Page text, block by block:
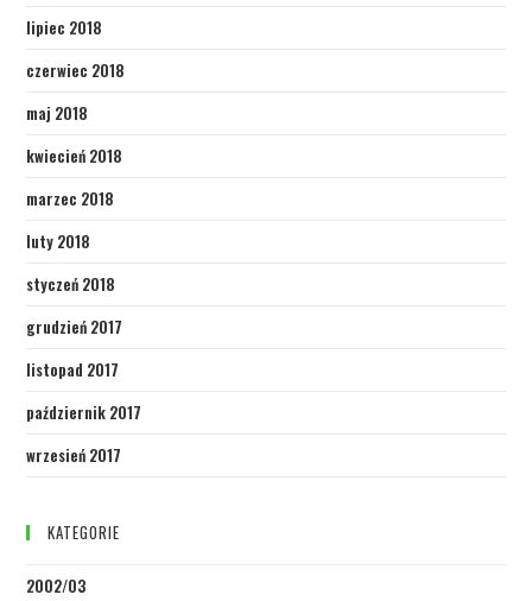
lipiec 2018
czerwiec 2018
maj 2018
kwiecień 2018
marzec 2018
luty 2018
styczeń 2018
grudzień 2017
listopad 2017
październik 2017
wrzesień 2017
KATEGORIE
2002/03